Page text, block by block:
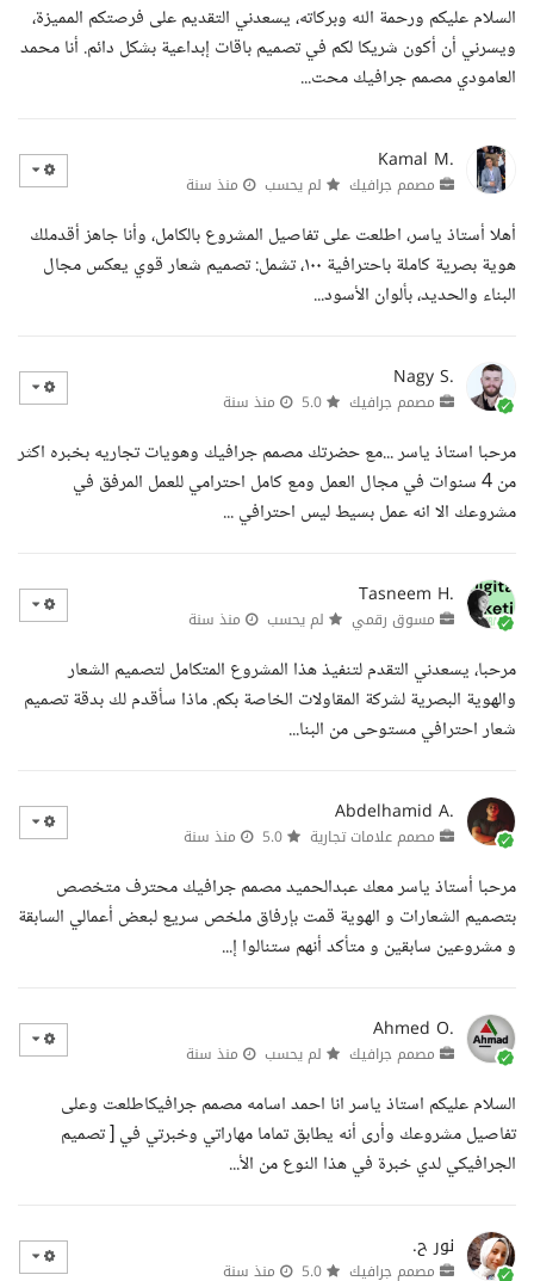
السلام عليكم ورحمة الله وبركاته، يسعدني التقديم على فرصتكم المميزة،
ويسرني أن أكون شريكا لكم في تصميم باقات إبداعية بشكل دائم. أنا محمد
العامودي مصمم جرافيك محت...
Kamal M.
مصمم جرافيك لم يحسب منذ سنة
أهلا أستاذ ياسر، اطلعت على تفاصيل المشروع بالكامل، وأنا جاهز أقدملك
هوية بصرية كاملة باحترافية ١٠٠، تشمل: تصميم شعار قوي يعكس مجال
البناء والحديد، بألوان الأسود...
Nagy S.
مصمم جرافيك منذ سنة
مرحبا استاذ ياسر ...مع حضرتك مصمم جرافيك وهويات تجاريه بخبره اكثر
من 4 سنوات في مجال العمل ومع كامل احترامي للعمل المرفق في
مشروعك الا انه عمل بسيط ليس احترافي ...
Tasneem H.
مسوق رقمي لم يحسب منذ سنة
مرحبا، يسعدني التقدم لتنفيذ هذا المشروع المتكامل لتصميم الشعار
والهوية البصرية لشركة المقاولات الخاصة بكم. ماذا سأقدم لك بدقة تصميم
شعار احترافي مستوحى من البنا...
Abdelhamid A.
مصمم علامات تجارية منذ سنة
مرحبا أستاذ ياسر معك عبدالحميد مصمم جرافيك محترف متخصص
بتصميم الشعارات و الهوية قمت بإرفاق ملخص سريع لبعض أعمالي السابقة
و مشروعين سابقين و متأكد أنهم ستنالوا إ...
Ahmed O.
مصمم جرافيك لم يحسب منذ سنة
السلام عليكم استاذ ياسر انا احمد اسامه مصمم جرافيكاطلعت وعلى
تفاصيل مشروعك وأرى أنه يطابق تماما مهاراتي وخبرتي في [ تصميم
الجرافيكي لدي خبرة في هذا النوع من الأ...
نور ح.
مصمم جرافيك منذ سنة